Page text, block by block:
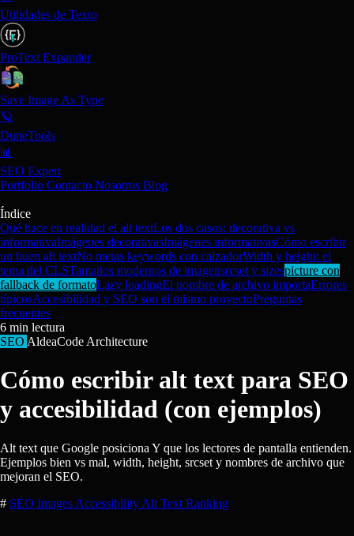
Utilidades de Texto
ProText Expander
Save Image As Type
🪐
DuneTools
📊
SEO Expert
Portfolio Contacto Nosotros Blog
Índice
Qué hace en realidad el alt textLos dos casos: decorativa vs
informativaImágenes decorativasImágenes informativasCómo escribir
un buen alt textNo metas keywords con calzadorWidth y height: el
tema del CLSTamaños modernos de imagensrcset y sizespicture con
fallback de formatoLazy loadingEl nombre de archivo importaErrores
típicosAccesibilidad y SEO son el mismo proyectoPreguntas
frecuentes
6 min lectura
SEO AldeaCode Architecture
Cómo escribir alt text para SEO
y accesibilidad (con ejemplos)
Alt text que Google posiciona Y que los lectores de pantalla entienden.
Ejemplos bien vs mal, width, height, srcset y nombres de archivo que
mejoran el SEO.
# SEO Images Accessibility Alt Text Ranking